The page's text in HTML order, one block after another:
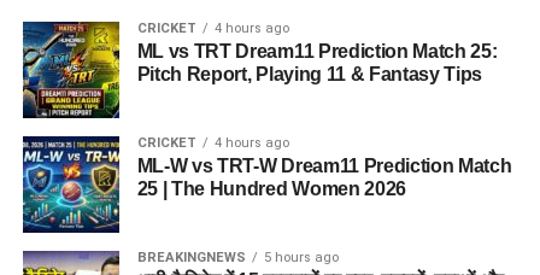
CRICKET 4 hours ago
ML vs TRT Dream11 Prediction Match 25:
Pitch Report, Playing 11 & Fantasy Tips
CRICKET 4 hours ago
ML-W vs TRT-W Dream11 Prediction Match
25 | The Hundred Women 2026
BREAKINGNEWS 5 hours ago